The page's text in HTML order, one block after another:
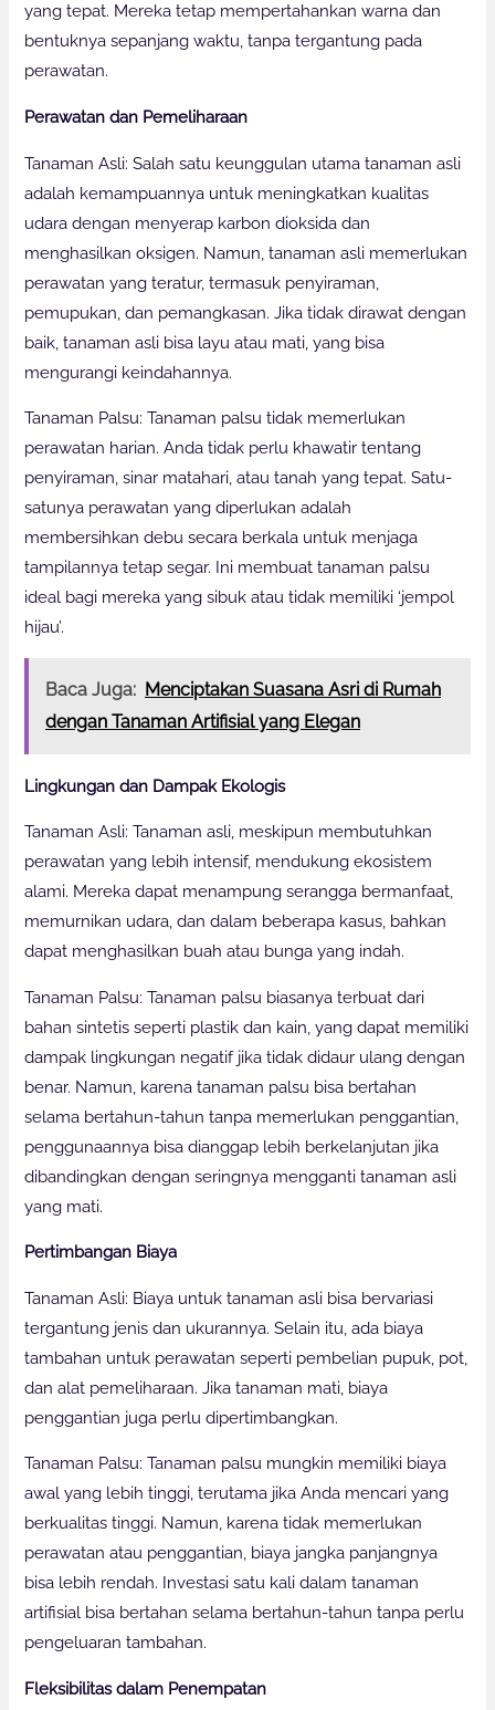
yang tepat. Mereka tetap mempertahankan warna dan
bentuknya sepanjang waktu, tanpa tergantung pada
perawatan.
Perawatan dan Pemeliharaan
Tanaman Asli: Salah satu keunggulan utama tanaman asli
adalah kemampuannya untuk meningkatkan kualitas
udara dengan menyerap karbon dioksida dan
menghasilkan oksigen. Namun, tanaman asli memerlukan
perawatan yang teratur, termasuk penyiraman,
pemupukan, dan pemangkasan. Jika tidak dirawat dengan
baik, tanaman asli bisa layu atau mati, yang bisa
mengurangi keindahannya.
Tanaman Palsu: Tanaman palsu tidak memerlukan
perawatan harian. Anda tidak perlu khawatir tentang
penyiraman, sinar matahari, atau tanah yang tepat. Satu-
satunya perawatan yang diperlukan adalah
membersihkan debu secara berkala untuk menjaga
tampilannya tetap segar. Ini membuat tanaman palsu
ideal bagi mereka yang sibuk atau tidak memiliki ‘jempol
hijau’.
Baca Juga: Menciptakan Suasana Asri di Rumah
dengan Tanaman Artifisial yang Elegan
Lingkungan dan Dampak Ekologis
Tanaman Asli: Tanaman asli, meskipun membutuhkan
perawatan yang lebih intensif, mendukung ekosistem
alami. Mereka dapat menampung serangga bermanfaat,
memurnikan udara, dan dalam beberapa kasus, bahkan
dapat menghasilkan buah atau bunga yang indah.
Tanaman Palsu: Tanaman palsu biasanya terbuat dari
bahan sintetis seperti plastik dan kain, yang dapat memiliki
dampak lingkungan negatif jika tidak didaur ulang dengan
benar. Namun, karena tanaman palsu bisa bertahan
selama bertahun-tahun tanpa memerlukan penggantian,
penggunaannya bisa dianggap lebih berkelanjutan jika
dibandingkan dengan seringnya mengganti tanaman asli
yang mati.
Pertimbangan Biaya
Tanaman Asli: Biaya untuk tanaman asli bisa bervariasi
tergantung jenis dan ukurannya. Selain itu, ada biaya
tambahan untuk perawatan seperti pembelian pupuk, pot,
dan alat pemeliharaan. Jika tanaman mati, biaya
penggantian juga perlu dipertimbangkan.
Tanaman Palsu: Tanaman palsu mungkin memiliki biaya
awal yang lebih tinggi, terutama jika Anda mencari yang
berkualitas tinggi. Namun, karena tidak memerlukan
perawatan atau penggantian, biaya jangka panjangnya
bisa lebih rendah. Investasi satu kali dalam tanaman
artifisial bisa bertahan selama bertahun-tahun tanpa perlu
pengeluaran tambahan.
Fleksibilitas dalam Penempatan